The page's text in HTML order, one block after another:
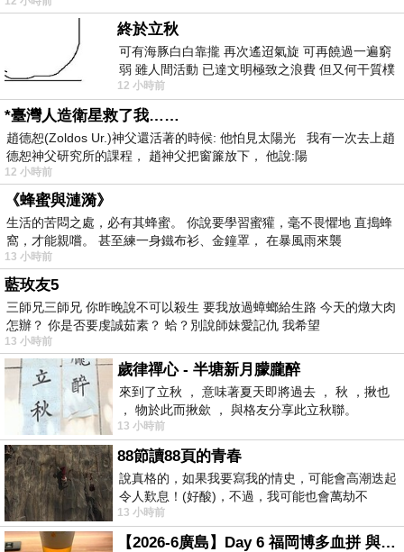
終於立秋
可有海豚白白靠攏 再次遙迢氣旋 可再饒過一遍窮
弱 雖人間活動 已達文明極致之浪費 但又何干質樸
者 只能白白陪葬
12 小時前
*臺灣人造衛星救了我……
趙德恕(Zoldos Ur.)神父還活著的時候: 他怕見太陽光 我有一次去上趙
德恕神父研究所的課程， 趙神父把窗簾放下， 他說:陽
12 小時前
《蜂蜜與漣漪》
生活的苦悶之處，必有其蜂蜜。 你說要學習蜜獾，毫不畏懼地 直搗蜂
窩，才能親嚐。 甚至練一身鐵布衫、金鐘罩， 在暴風雨來襲
13 小時前
藍玫友5
三師兄三師兄 你昨晚說不可以殺生 要我放過蟑螂給生路 今天的燉大肉
怎辦？ 你是否要虔誠茹素？ 蛤？別說師妹愛記仇 我希望
13 小時前
歲律禪心 - 半塘新月朦朧醉
來到了立秋 ， 意味著夏天即將過去 ， 秋 ，揪也
， 物於此而揪歛 ， 與格友分享此立秋聯。
13 小時前
88節讀88頁的青春
說真格的，如果我要寫我的情史，可能會高潮迭起
令人歎息！(好酸)，不過，我可能也會萬劫不
復...，每天跪鍵盤還是被判了花心的罪
13 小時前
【2026-6廣島】Day 6 福岡博多血拼 與機場接送少年司機深夜對談